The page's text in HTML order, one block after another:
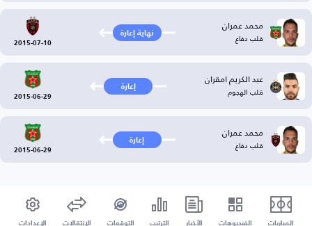
محمد عمران
قلب دفاع نهاية إعارة
2015-07-10
عبد الكريم امقران
قلب الهجوم إعارة
2015-06-29
محمد عمران
قلب دفاع إعارة
2015-06-29
المباريات الفيديوهات الأخبار الترتيب التوقعات الإنتقالات الإعدادات